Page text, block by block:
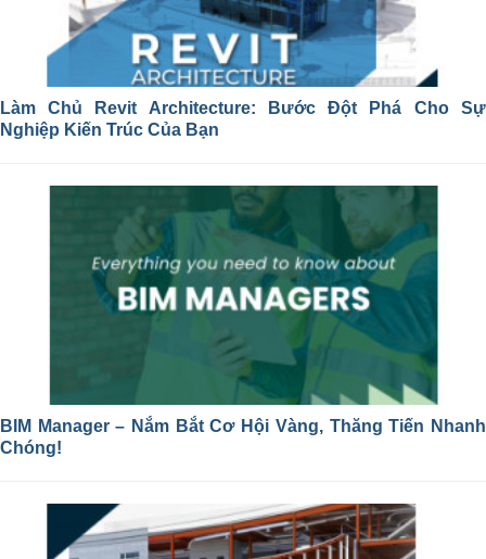
Làm Chủ Revit Architecture: Bước Đột Phá Cho Sự
Nghiệp Kiến Trúc Của Bạn
BIM Manager – Nắm Bắt Cơ Hội Vàng, Thăng Tiến Nhanh
Chóng!